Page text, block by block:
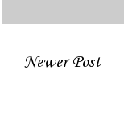
Newer Post